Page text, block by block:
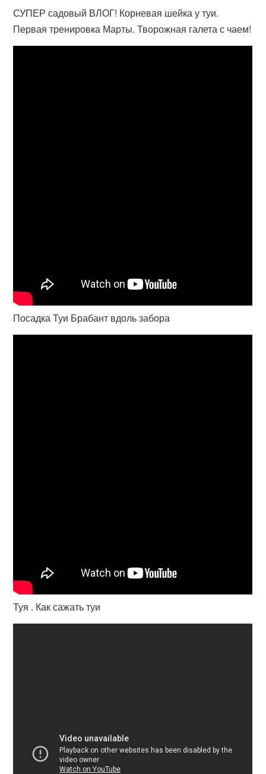
СУПЕР садовый ВЛОГ! Корневая шейка у туи.
Первая тренировка Марты. Творожная галета с чаем!
Посадка Туи Брабант вдоль забора
Туя . Как сажать туи